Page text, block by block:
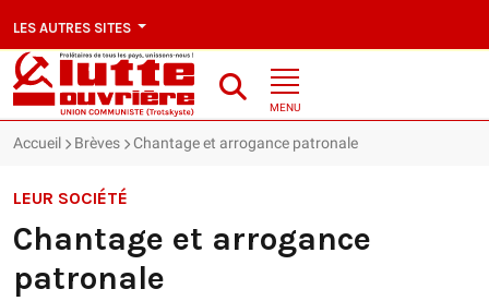
LES AUTRES SITES
MENU
Accueil Brèves Chantage et arrogance patronale
LEUR SOCIÉTÉ
Chantage et arrogance
patronale